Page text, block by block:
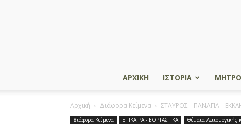
ΑΡΧΙΚΗ ΙΣΤΟΡΙΑ
Αρχική Διάφορα Κείμενα ΣΤΑΥΡΟΣ – ΠΑΝΑΓΙΑ –
Διάφορα Κείμενα ΕΠΙΚΑΙΡΑ - ΕΟΡΤΑΣΤΙΚΑ Θέματα Λειτουργικής